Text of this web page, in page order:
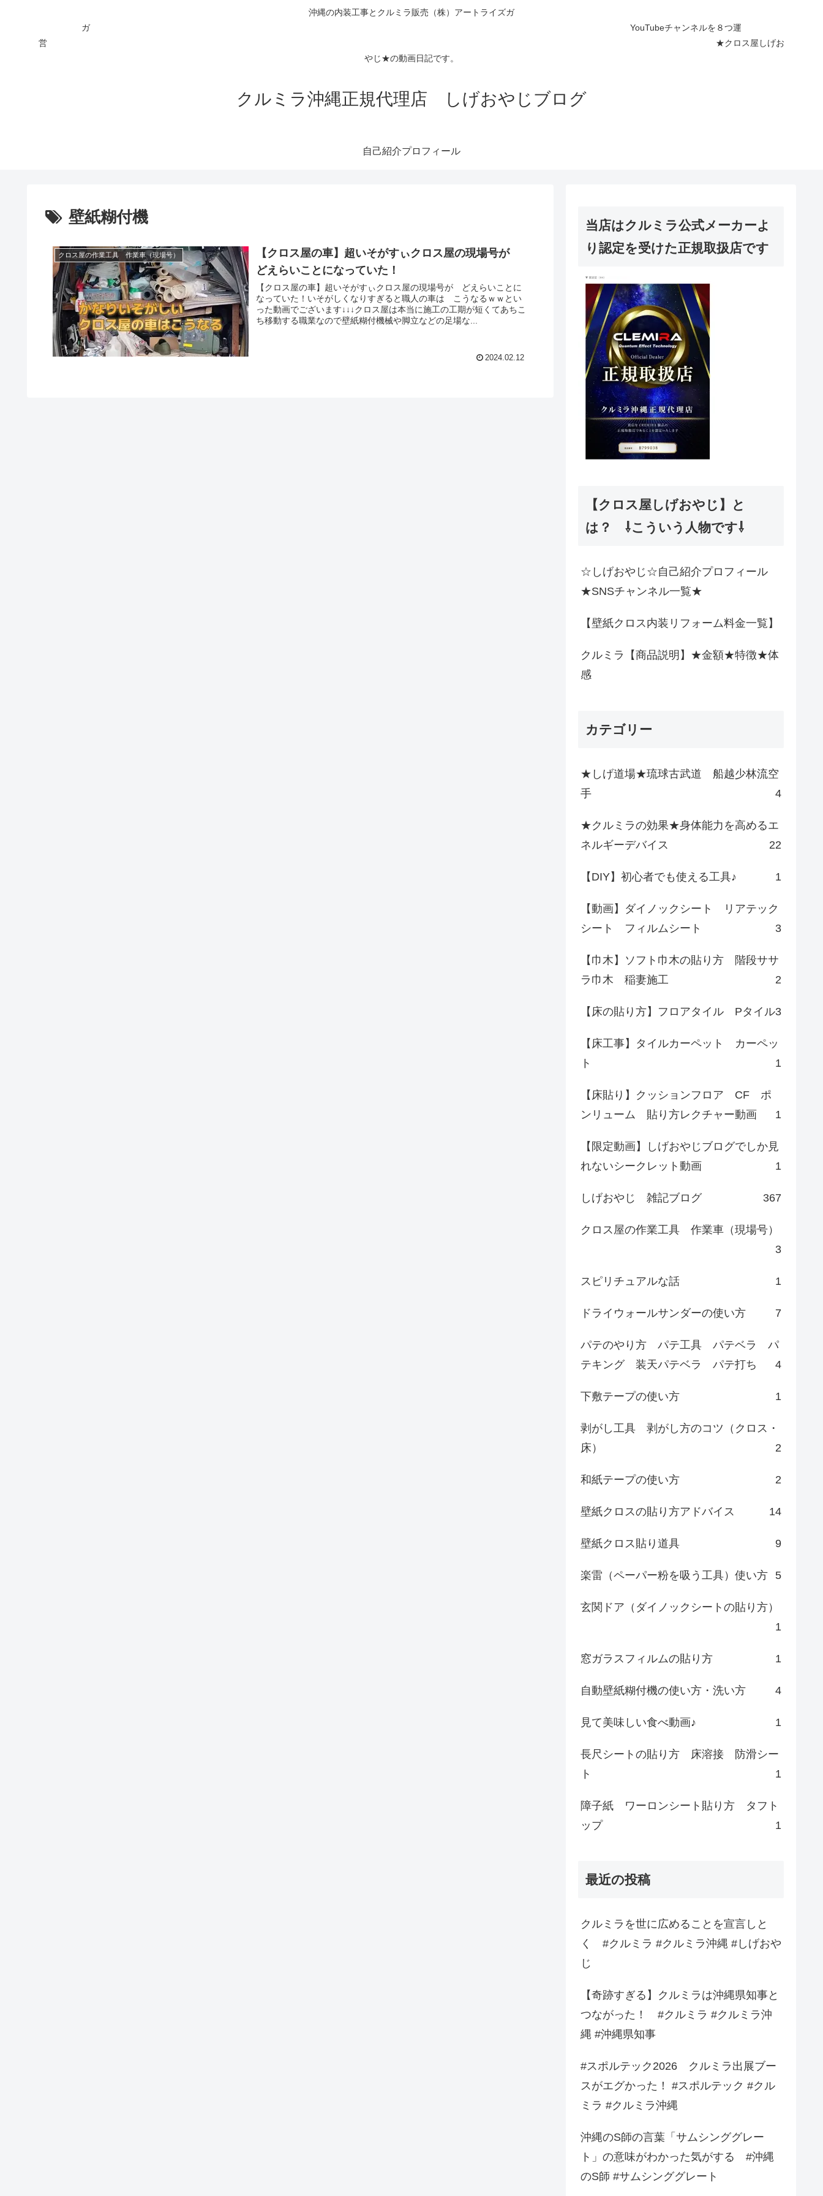
沖縄の内装工事とクルミラ販売（株）アートライズガ
ガ YouTubeチャンネルを８つ運
営 ★クロス屋しげお
やじ★の動画日記です。
クルミラ沖縄正規代理店 しげおやじブログ
自己紹介プロフィール
壁紙糊付機
クロス屋の作業工具 作業車（現場号）
【クロス屋の車】超いそがすぃクロス屋の現場号が
どえらいことになっていた！
【クロス屋の車】超いそがすぃクロス屋の現場号が どえらいことに
なっていた！いそがしくなりすぎると職人の車は こうなるｗｗとい
った動画でございます↓↓↓クロス屋は本当に施工の工期が短くてあちこ
ち移動する職業なので壁紙糊付機械や脚立などの足場な...
2024.02.12
当店はクルミラ公式メーカーよ
り認定を受けた正規取扱店です
【クロス屋しげおやじ】と
は？ ⇩こういう人物です⇩
☆しげおやじ☆自己紹介プロフィール
★SNSチャンネル一覧★
【壁紙クロス内装リフォーム料金一覧】
クルミラ【商品説明】★金額★特徴★体
感
カテゴリー
★しげ道場★琉球古武道 船越少林流空
手
4
★クルミラの効果★身体能力を高めるエ
ネルギーデバイス
22
【DIY】初心者でも使える工具♪ 1
【動画】ダイノックシート リアテック
シート フィルムシート
3
【巾木】ソフト巾木の貼り方 階段ササ
ラ巾木 稲妻施工
2
【床の貼り方】フロアタイル Pタイル3
【床工事】タイルカーペット カーペッ
ト
1
【床貼り】クッションフロア CF ポ
ンリューム 貼り方レクチャー動画
1
【限定動画】しげおやじブログでしか見
れないシークレット動画
1
しげおやじ 雑記ブログ 367
クロス屋の作業工具 作業車（現場号）
3
スピリチュアルな話 1
ドライウォールサンダーの使い方 7
パテのやり方 パテ工具 パテベラ パ
テキング 装天パテベラ パテ打ち
4
下敷テープの使い方 1
剥がし工具 剥がし方のコツ（クロス・
床）
2
和紙テープの使い方 2
壁紙クロスの貼り方アドバイス 14
壁紙クロス貼り道具 9
楽雷（ペーパー粉を吸う工具）使い方 5
玄関ドア（ダイノックシートの貼り方）
1
窓ガラスフィルムの貼り方 1
自動壁紙糊付機の使い方・洗い方 4
見て美味しい食べ動画♪ 1
長尺シートの貼り方 床溶接 防滑シー
ト
1
障子紙 ワーロンシート貼り方 タフト
ップ
1
最近の投稿
クルミラを世に広めることを宣言しと
く #クルミラ #クルミラ沖縄 #しげおや
じ
【奇跡すぎる】クルミラは沖縄県知事と
つながった！ #クルミラ #クルミラ沖
縄 #沖縄県知事
#スポルテック2026 クルミラ出展ブー
スがエグかった！ #スポルテック #クル
ミラ #クルミラ沖縄
沖縄のS師の言葉「サムシンググレー
ト」の意味がわかった気がする #沖縄
のS師 #サムシンググレート